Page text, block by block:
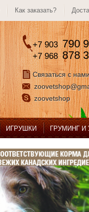
Как заказать?
+7 903790
+7 968878
Связаться с
zoovetshop
ИГРУШКИ ГРУМИНГ И